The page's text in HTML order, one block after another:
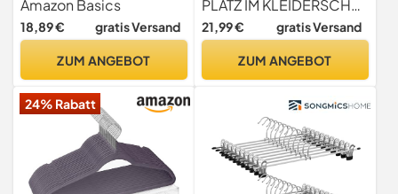
rutschfest, 50er-Pack
Amazon Basics
18,89 € gratis Versand
ZUM ANGEBOT
Schulterkerben, Stange für
Hosen, um 360° drehbarer
21,4 cm, für Garderobe,
PLATZ IM KLEIDERSCHRANK OPTIMIEREN Mit nur 0,5 cm nehmen diese Kleiderbügel wenig Platz ein und ermöglichen es Ihnen, mehr Kleidung in Ihrem begrenzten Kleiderschrankraum aufzuhängen für eine gut sortierte Garderobe
21,99 € gratis Versand
ZUM ANGEBOT
24% Rabatt